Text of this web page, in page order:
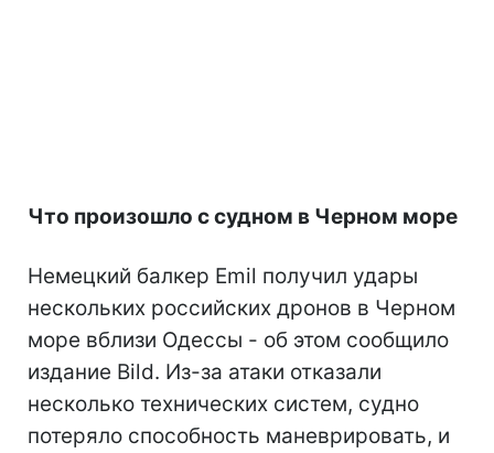
Что произошло с судном в Черном море
Немецкий балкер Emil получил удары
нескольких российских дронов в Черном
море вблизи Одессы - об этом сообщило
издание Bild. Из-за атаки отказали
несколько технических систем, судно
потеряло способность маневрировать, и